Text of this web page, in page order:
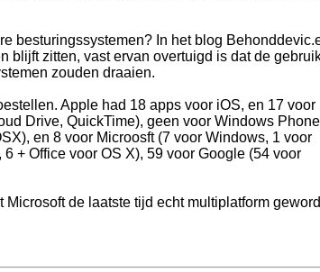
besturingssystemen? In het blog
blijft zitten, vast ervan overtuigd is dat de
zouden draaien.
Apple had 18 apps voor iOS, en 17 voor
Drive, QuickTime), geen voor Windows
en 8 voor Microosft (7 voor Windows, 1 voor
+ Office voor OS X), 59 voor Google (54 voor
de laatste tijd echt multiplatform